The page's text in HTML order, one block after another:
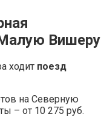
Вишеру
ходит поезд
на Северную
– от 10 275 руб.